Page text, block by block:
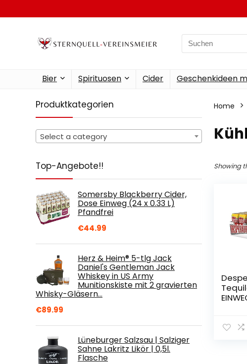
Search
for:
Bier Spirituosen Cider Geschenkideen
Produktkategorien
Select a category
Top-Angebote!!
Somersby Blackberry Cider,
Dose Einweg (24 x 0.33 L)
Pfandfrei
€44.99
Herz & Heim® 5-tlg Jack
Daniel's Gentleman Jack
Whiskey in US Army
Munitionskiste mit 2 gravierten
Whisky-Gläsern…
€89.99
Lüneburger Salzsau | Salziger
Sahne Lakritz Likör | 0,5l.
Flasche
Home
Showing